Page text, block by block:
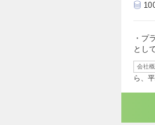
・プ
とし
会社
ら、